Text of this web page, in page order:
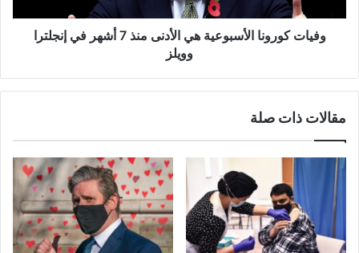
في
إنجلترا
وفيات كورونا الأسبوعية هي الأدنى منذ 7 أشهر في إنجلترا
وويلز
مقالات ذات صلة